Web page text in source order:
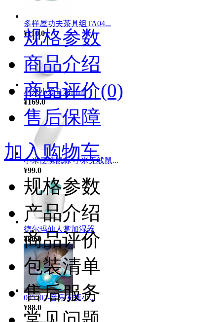
多样屋功夫茶具组TA04...
¥110.0
小米小爱音箱mini
¥169.0
小米便携鼠标 小米无线鼠...
¥99.0
德尔玛仙人掌加湿器
¥88.0
005202-音乐安抚小...
¥88.0
规格参数
商品介绍
商品评价(0)
售后保障
加入购物车
规格参数
产品介绍
商品评价
包装清单
售后服务